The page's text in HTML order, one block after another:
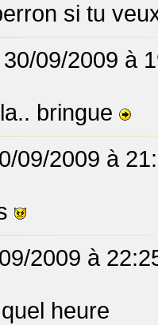
si tu
09/2009 à
bringue
09/2009 à
2009 à
heure